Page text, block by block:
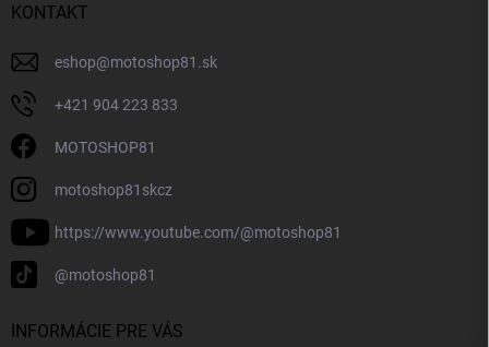
KONTAKT
eshop@motoshop81.sk
+421 904 223 833
MOTOSHOP81
motoshop81skcz
https://www.youtube.com/@motoshop81
@motoshop81
INFORMÁCIE PRE VÁS